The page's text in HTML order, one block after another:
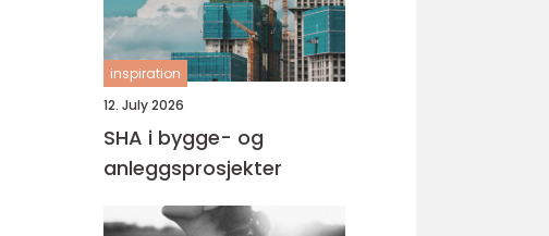
inspiration
12. July 2026
SHA i bygge- og
anleggsprosjekter